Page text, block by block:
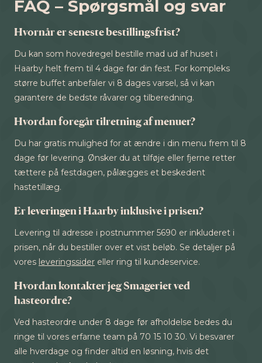
FAQ – Spørgsmål og svar
Hvornår er seneste bestillingsfrist?
Du kan som hovedregel bestille mad ud af huset i
Haarby helt frem til 4 dage før din fest. For kompleks
større buffet anbefaler vi 8 dages varsel, så vi kan
garantere de bedste råvarer og tilberedning.
Hvordan foregår tilretning af menuer?
Du har gratis mulighed for at ændre i din menu frem til 8
dage før levering. Ønsker du at tilføje eller fjerne retter
tættere på festdagen, pålægges et beskedent
hastetillæg.
Er leveringen i Haarby inklusive i prisen?
Levering til adresse i postnummer 5690 er inkluderet i
prisen, når du bestiller over et vist beløb. Se detaljer på
vores leveringssider eller ring til kundeservice.
Hvordan kontakter jeg Smageriet ved
hasteordre?
Ved hasteordre under 8 dage før afholdelse bedes du
ringe til vores erfarne team på 70 15 10 30. Vi besvarer
alle hverdage og finder altid en løsning, hvis det